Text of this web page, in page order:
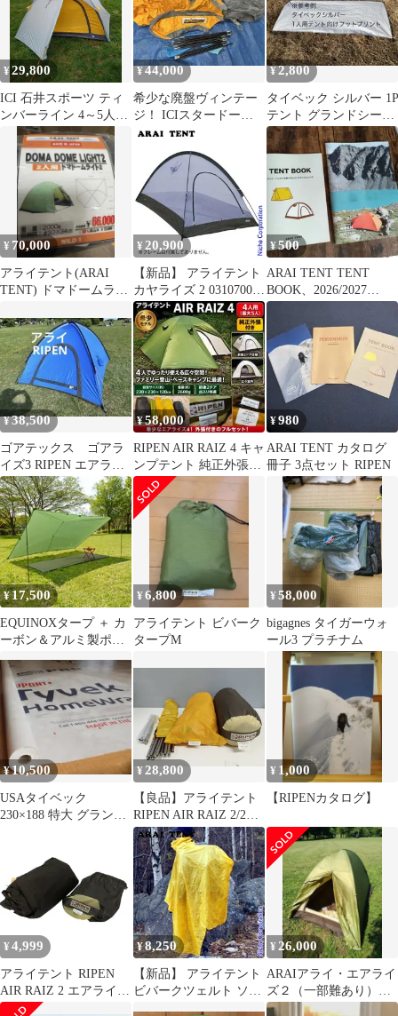
¥29,800
ICI 石井スポーツ ティ
ンバーライン 4～5人用
パイネ アライ テント
¥44,000
希少な廃盤ヴィンテー
ジ！ ICIスタードーム
（GORE-TEX） 3〜5
¥2,800
タイベック シルバー 1P
テント グランドシート
フットプリント
¥ 70,000
アライテント(ARAI
TENT) ドマドームライ
¥ 20,900
【新品】 アライテント
カヤライズ 2 0310700
テント キャンプ 2人用
¥500
ARAI TENT TENT
BOOK、2026/2027
RIPEN カタログ
¥38,500
ゴアテックス ゴアラ
イズ3 RIPEN エアライ
ズ アライ 山岳 テ
ント
¥58,000
RIPEN AIR RAIZ 4 キャ
ンプテント 純正外張付
き
¥980
ARAI TENT カタログ
冊子 3点セット RIPEN
¥17,500
EQUINOXタープ ＋ カ
ーボン＆アルミ製ポー
ル３本セット【付属品
多数】
¥6,800
アライテント ビバーク
タープM
¥58,000
bigagnes タイガーウォ
ール3 プラチナム
¥10,500
USAタイベック
230×188 特大 グランピ
¥28,800
【良品】アライテント
RIPEN AIR RAIZ 2/2人
用テント
¥ 1,000
【RIPENカタログ】
¥ 4,999
アライテント RIPEN
AIR RAIZ 2 エアライズ
インナーテントのみ
¥8,250
【新品】 アライテント
ビバークツェルト ソロ
¥ 26,000
ARAIアライ・エアライ
ズ２（一部難あり）＋
純正フットプリント